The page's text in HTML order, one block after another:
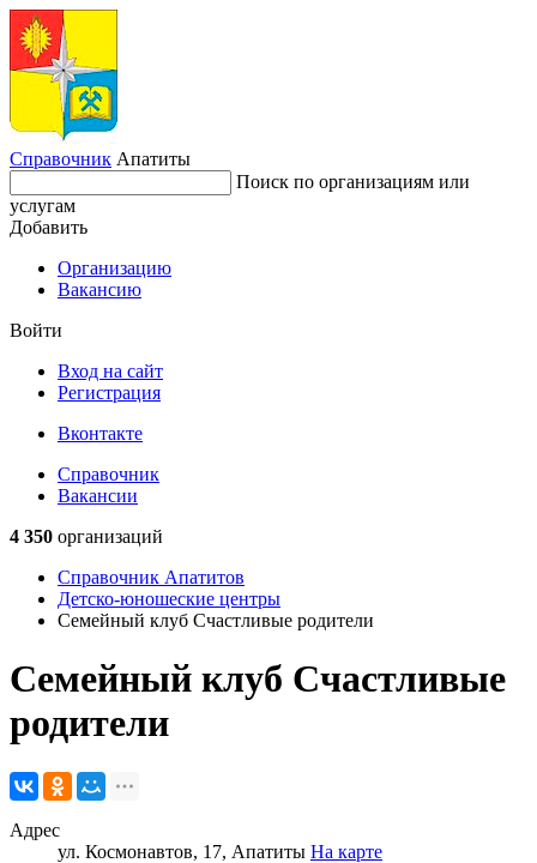
Справочник Апатиты
Поиск по организациям или
услугам
Добавить
Организацию
Вакансию
Войти
Вход на сайт
Регистрация
Вконтакте
Справочник
Вакансии
4 350 организаций
Справочник Апатитов
Детско-юношеские центры
Семейный клуб Счастливые родители
Семейный клуб Счастливые
родители
Адрес
ул. Космонавтов, 17, Апатиты На карте